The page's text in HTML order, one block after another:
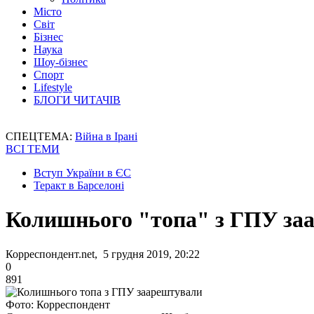
Місто
Світ
Бізнес
Наука
Шоу-бізнес
Спорт
Lifestyle
БЛОГИ ЧИТАЧІВ
СПЕЦТЕМА: Війна в Ірані
ВСІ ТЕМИ
Вступ України в ЄС
Теракт в Барселоні
Колишнього "топа" з ГПУ
Корреспондент.net, 5 грудня 2019, 20:22
0
891
Фото: Корреспондент